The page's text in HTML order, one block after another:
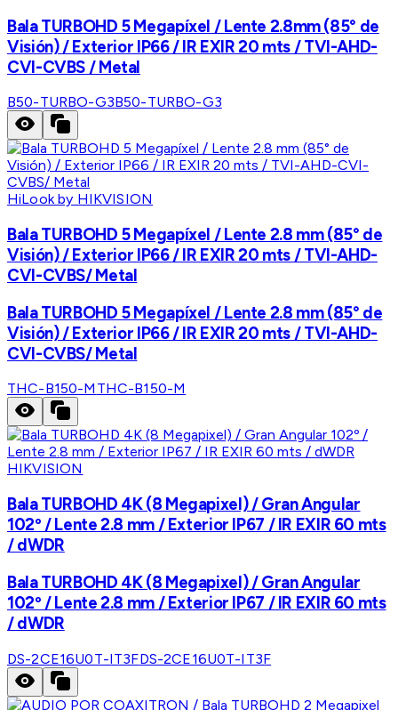
Bala TURBOHD 5 Megapíxel / Lente 2.8mm (85° de
Visión) / Exterior IP66 / IR EXIR 20 mts / TVI-AHD-
CVI-CVBS / Metal
B50-TURBO-G3B50-TURBO-G3
HiLook by HIKVISION
Bala TURBOHD 5 Megapíxel / Lente 2.8 mm (85° de
Visión) / Exterior IP66 / IR EXIR 20 mts / TVI-AHD-
CVI-CVBS/ Metal
Bala TURBOHD 5 Megapíxel / Lente 2.8 mm (85° de
Visión) / Exterior IP66 / IR EXIR 20 mts / TVI-AHD-
CVI-CVBS/ Metal
THC-B150-M THC-B150-M
HIKVISION
Bala TURBOHD 4K (8 Megapixel) / Gran Angular
102º / Lente 2.8 mm / Exterior IP67 / IR EXIR 60 mts
/ dWDR
Bala TURBOHD 4K (8 Megapixel) / Gran Angular
102º / Lente 2.8 mm / Exterior IP67 / IR EXIR 60 mts
/ dWDR
DS-2CE16U0T-IT3FDS-2CE16U0T-IT3F